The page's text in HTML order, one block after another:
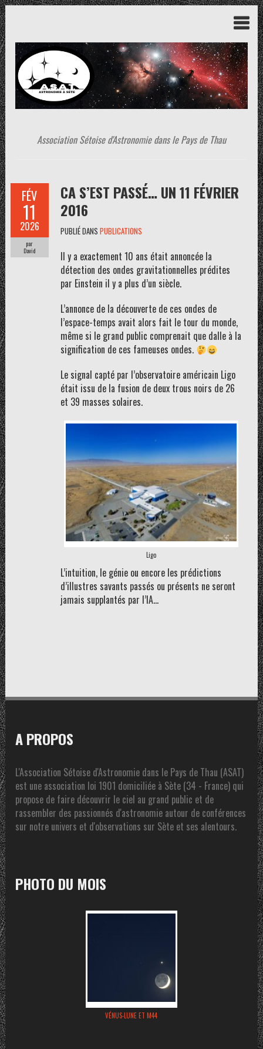
Association Sétoise d'Astronomie dans le Pays de Thau
FÉV
11
2026
par
David
CA S’EST PASSÉ… UN 11 FÉVRIER
2016
PUBLIÉ DANS PUBLICATIONS
Il y a exactement 10 ans était annoncée la
détection des ondes gravitationnelles prédites
par Einstein il y a plus d’un siècle.
L’annonce de la découverte de ces ondes de
l’espace-temps avait alors fait le tour du monde,
même si le grand public comprenait que dalle à la
signification de ces fameuses ondes.
Le signal capté par l’observatoire américain Ligo
était issu de la fusion de deux trous noirs de 26
et 39 masses solaires.
Ligo
L’intuition, le génie ou encore les prédictions
d’illustres savants passés ou présents ne seront
jamais supplantés par l’IA…
A PROPOS
L'Association Sétoise d'Astronomie dans le Pays de Thau (ASAT)
est une association loi 1901 domiciliée à Sète (34 - France) qui
propose de faire découvrir le ciel au grand public et de
rassembler des passionnés d'astronomie autour de conférences
sur notre univers et d'observations sur Sète et ses alentours.
PHOTO DU MOIS
VÉNUS-LUNE ET M44